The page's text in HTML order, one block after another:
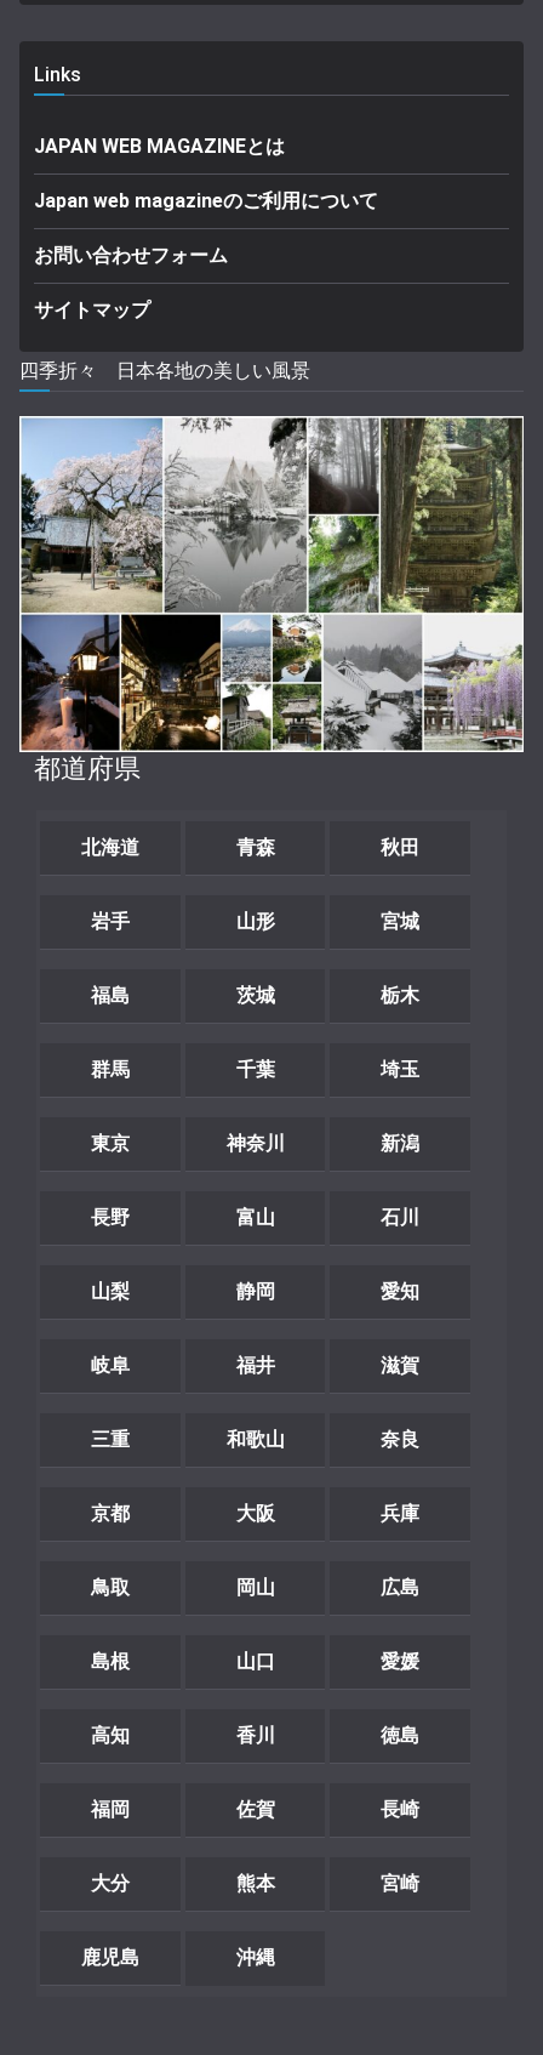
Links
JAPAN WEB MAGAZINEとは
Japan web magazineのご利用について
お問い合わせフォーム
サイトマップ
四季折々 日本各地の美しい風景
都道府県
北海道 青森 秋田
岩手 山形 宮城
福島 茨城 栃木
群馬 千葉 埼玉
東京 神奈川 新潟
長野 富山 石川
山梨 静岡 愛知
岐阜 福井 滋賀
三重 和歌山 奈良
京都 大阪 兵庫
鳥取 岡山 広島
島根 山口 愛媛
高知 香川 徳島
福岡 佐賀 長崎
大分 熊本 宮崎
鹿児島 沖縄